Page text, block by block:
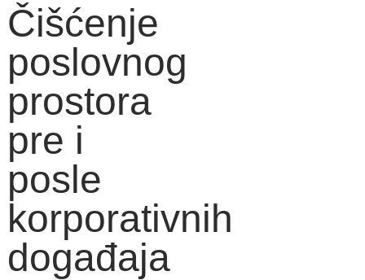
Čišćenje
poslovnog
prostora
pre i
posle
korporativnih
događaja